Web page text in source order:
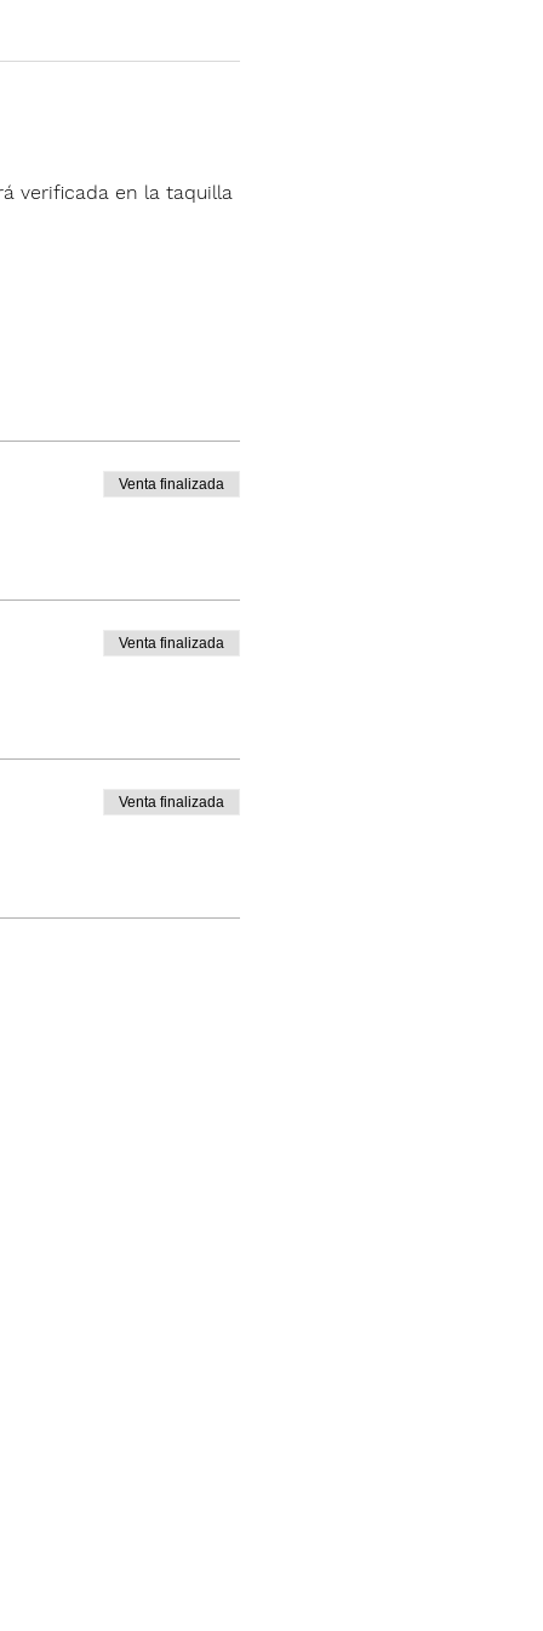
verificada en la taquilla
Venta finalizada
Venta finalizada
Venta finalizada